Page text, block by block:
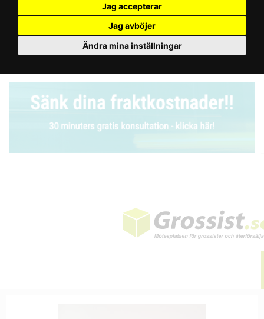
Jag accepterar
Jag avböjer
Ändra mina inställningar